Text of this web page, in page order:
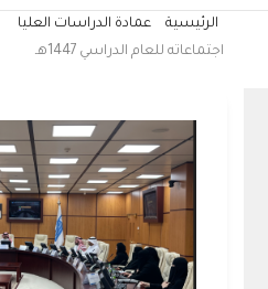
مسار
الرئيسية عمادة الدراسات العليا
اجتماعاته للعام الدراسي 1447هـ